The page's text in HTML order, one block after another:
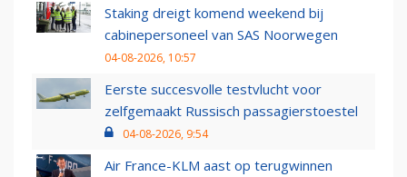
Staking dreigt komend weekend bij
cabinepersoneel van SAS Noorwegen
04-08-2026, 10:57
Eerste succesvolle testvlucht voor
zelfgemaakt Russisch passagierstoestel
04-08-2026, 9:54
Air France-KLM aast op terugwinnen